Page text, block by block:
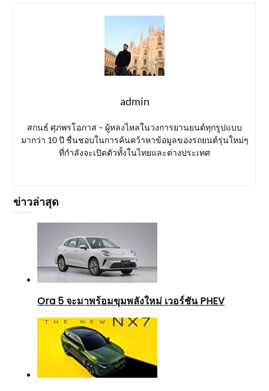
admin
สกนธ์ ศุภพรโอภาส – ผู้หลงไหลในวงการยานยนต์ทุกรูปแบบ
มากว่า 10 ปี ชื่นชอบในการค้นคว้าหาข้อมูลของรถยนต์รุ่นใหม่ๆ
ที่กำลังจะเปิดตัวทั้งในไทยและต่างประเทศ
ข่าวล่าสุด
Ora 5 จะมาพร้อมขุมพลังใหม่ เวอร์ชัน PHEV